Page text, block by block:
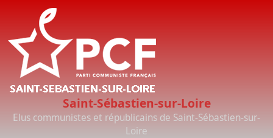
Aller au contenu principal
Saint-Sébastien-sur-Loire
Elus communistes et républicains de Saint-Sébastien-sur-
Loire